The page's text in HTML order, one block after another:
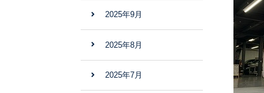
2025年9月
2025年8月
2025年7月